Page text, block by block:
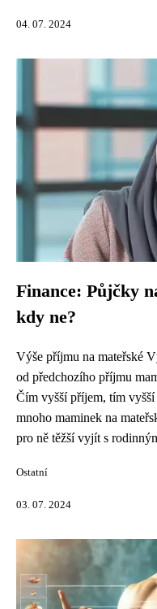
04. 07. 2024
Finance: Půjčky
kdy ne?
Výše příjmu na mateřské
od předchozího příjmu
Čím vyšší příjem, tím
mnoho maminek na
pro ně těžší vyjít s
Ostatní
03. 07. 2024